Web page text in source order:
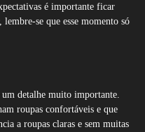
é importante ficar
se que esse momento só
um detalhe muito importante.
roupas confortáveis e que
a roupas claras e sem muitas